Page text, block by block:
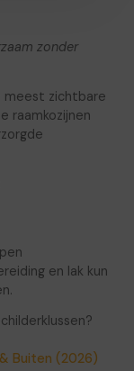
zonder
meest zichtbare
raamkozijnen
en lak kun
Buiten (2026)